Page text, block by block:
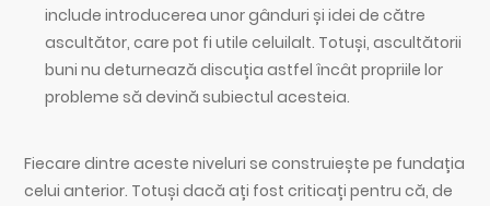
include introducerea unor gânduri și idei de către
ascultător, care pot fi utile celuilalt. Totuși, ascultătorii
buni nu deturnează discuția astfel încât propriile lor
probleme să devină subiectul acesteia.
Fiecare dintre aceste niveluri se construiește pe fundația
celui anterior. Totuși dacă ați fost criticați pentru că, de